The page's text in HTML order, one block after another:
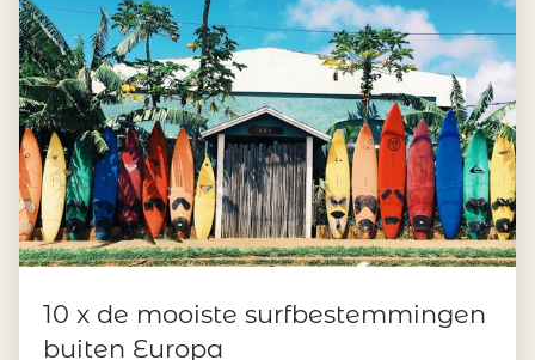
10 x de mooiste surfbestemmingen
buiten Europa